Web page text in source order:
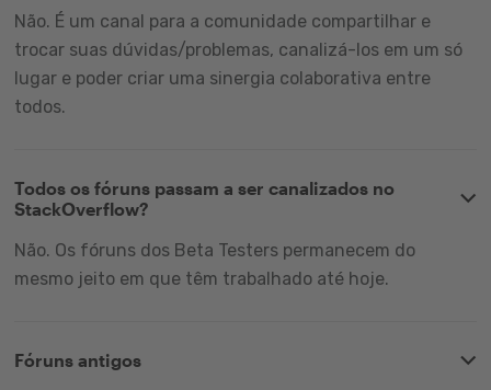
Não. É um canal para a comunidade compartilhar e
trocar suas dúvidas/problemas, canalizá-los em um só
lugar e poder criar uma sinergia colaborativa entre
todos.
Todos os fóruns passam a ser canalizados no
StackOverflow?
Não. Os fóruns dos Beta Testers permanecem do
mesmo jeito em que têm trabalhado até hoje.
Fóruns antigos